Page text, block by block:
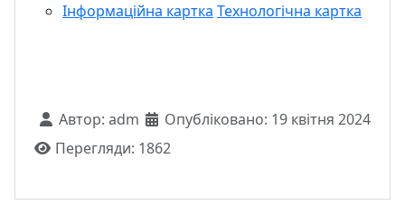
Інформаційна картка Технологічна картка
Автор: adm
Опубліковано: 19 квітня 2024
Перегляди: 1862